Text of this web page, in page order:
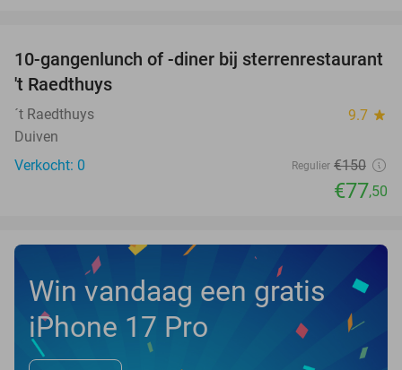
48%
NEW
TODAY
10-gangenlunch of -diner bij sterrenrestaurant
't Raedthuys
´t Raedthuys 9.7 star
Duiven
Verkocht: 0
Regulier €150
€77,50
Win vandaag een gratis
iPhone 17 Pro